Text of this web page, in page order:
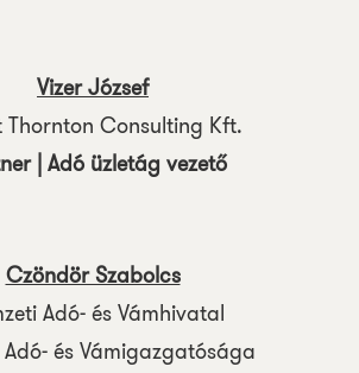
Vizer József
Consulting Kft.
| Adó üzletág vezető
Czöndör Szabolcs
Adó- és Vámhivatal
Adó- és Vámigazgatósága